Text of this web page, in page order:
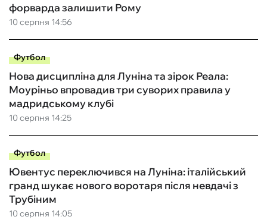
10 серпня 14:56
форварда залишити Рому
Футбол
10 серпня 14:25
Нова дисципліна для Луніна та зірок Реала:
Моуріньо впровадив три суворих правила у
мадридському клубі
Футбол
10 серпня 14:05
Ювентус переключився на Луніна: італійський
гранд шукає нового воротаря після невдачі з
Трубіним